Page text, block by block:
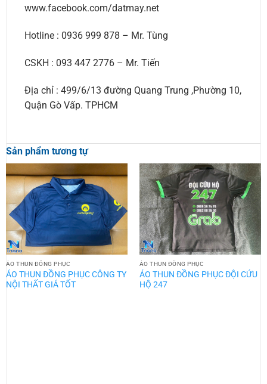
www.facebook.com/datmay.net
Hotline : 0936 999 878 – Mr. Tùng
CSKH : 093 447 2776 – Mr. Tiến
Địa chỉ : 499/6/13 đường Quang Trung ,Phường 10,
Quận Gò Vấp. TPHCM
Sản phẩm tương tự
ÁO THUN ĐỒNG PHỤC
ÁO THUN ĐỒNG PHỤC CÔNG TY
NỘI THẤT GIÁ TỐT
ÁO THUN ĐỒNG PHỤC
ÁO THUN ĐỒNG PHỤC ĐỘI CỨU
HỘ 247